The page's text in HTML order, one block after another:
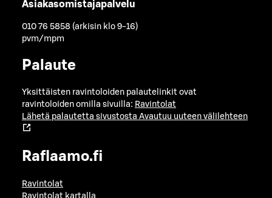
Asiakasomistajapalvelu
010 76 5858 (arkisin klo 9-16)
pvm/mpm
Palaute
Yksittäisten ravintoloiden palautelinkit ovat
ravintoloiden omilla sivuilla: Ravintolat
Lähetä palautetta sivustosta Avautuu uuteen välilehteen
Raflaamo.fi
Ravintolat